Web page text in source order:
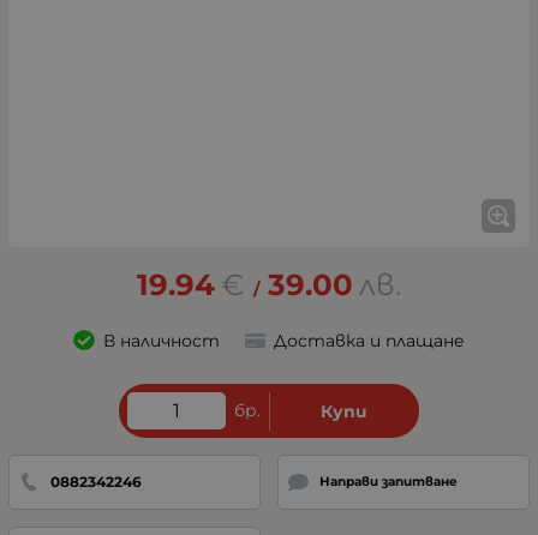
19.94 € / 39.00 лв.
В наличност Доставка и плащане
бр. Купи
0882342246 Направи запитване